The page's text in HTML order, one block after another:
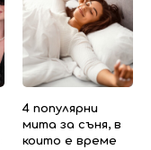
4 популярни
мита за съня, в
които е време